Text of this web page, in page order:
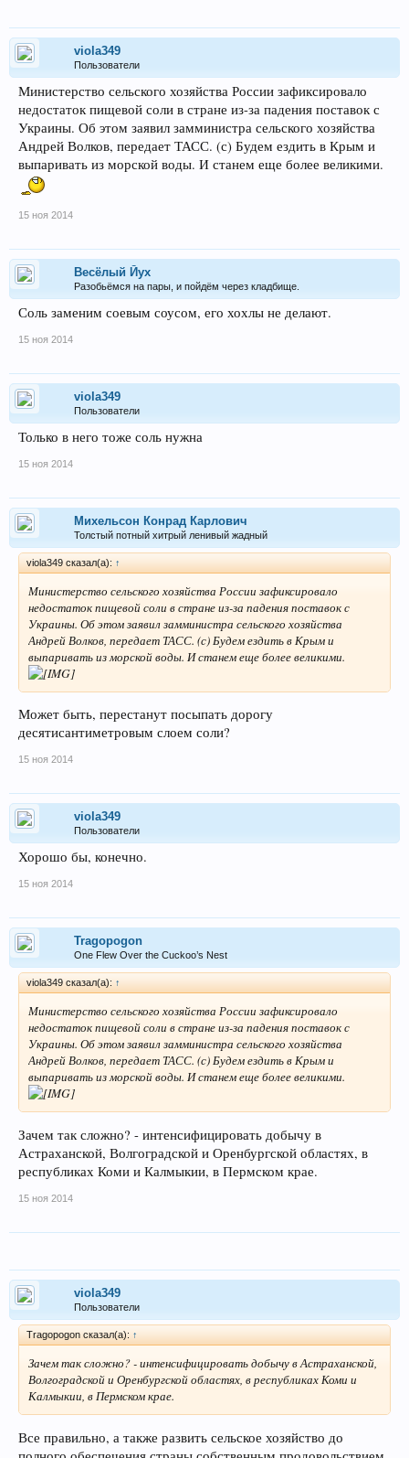
viola349
Пользователи
Министерство сельского хозяйства России зафиксировало
недостаток пищевой соли в стране из-за падения поставок с
Украины. Об этом заявил замминистра сельского хозяйства
Андрей Волков, передает ТАСС. (с) Будем ездить в Крым и
выпаривать из морской воды. И станем еще более великими.
15 ноя 2014
Весёлый Йух
Разобьёмся на пары, и пойдём через кладбище.
Соль заменим соевым соусом, его хохлы не делают.
15 ноя 2014
viola349
Пользователи
Только в него тоже соль нужна
15 ноя 2014
Михельсон Конрад Карлович
Толстый потный хитрый ленивый жадный
viola349 сказал(а): ↑
Министерство сельского хозяйства России зафиксировало
недостаток пищевой соли в стране из-за падения поставок с
Украины. Об этом заявил замминистра сельского хозяйства
Андрей Волков, передает ТАСС. (с) Будем ездить в Крым и
выпаривать из морской воды. И станем еще более великими.
Может быть, перестанут посыпать дорогу
десятисантиметровым слоем соли?
15 ноя 2014
viola349
Пользователи
Хорошо бы, конечно.
15 ноя 2014
Tragopogon
One Flew Over the Cuckoo’s Nest
viola349 сказал(а): ↑
Министерство сельского хозяйства России зафиксировало
недостаток пищевой соли в стране из-за падения поставок с
Украины. Об этом заявил замминистра сельского хозяйства
Андрей Волков, передает ТАСС. (с) Будем ездить в Крым и
выпаривать из морской воды. И станем еще более великими.
Зачем так сложно? - интенсифицировать добычу в
Астраханской, Волгоградской и Оренбургской областях, в
республиках Коми и Калмыкии, в Пермском крае.
15 ноя 2014
viola349
Пользователи
Tragopogon сказал(а): ↑
Зачем так сложно? - интенсифицировать добычу в Астраханской,
Волгоградской и Оренбургской областях, в республиках Коми и
Калмыкии, в Пермском крае.
Все правильно, а также развить сельское хозяйство до